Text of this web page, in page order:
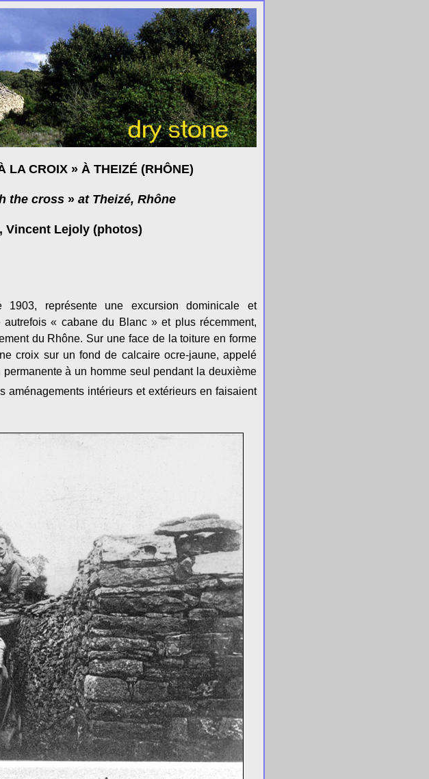
LA CROIX » À THEIZÉ (RHÔNE)
the cross » at Theizé, Rhône
Vincent Lejoly (photos)
représente une excursion dominicale et
« cabane du Blanc » et plus récemment,
du Rhône. Sur une face de la toiture en forme
croix sur un fond de calcaire ocre-jaune, appelé
à un homme seul pendant la deuxième
intérieurs et extérieurs en faisaient